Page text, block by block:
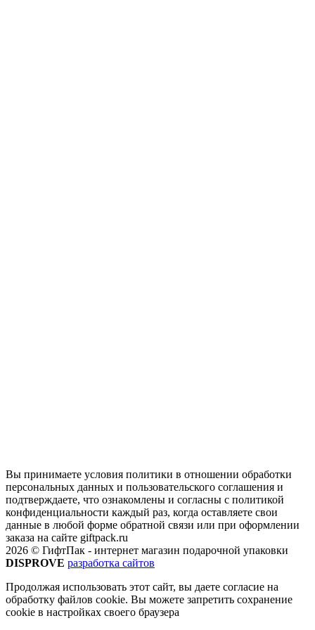
Вы принимаете условия политики в отношении обработки
персональных данных и пользовательского соглашения и
подтверждаете, что ознакомлены и согласны с политикой
конфиденциальности каждый раз, когда оставляете свои
данные в любой форме обратной связи или при оформлении
заказа на сайте giftpack.ru
2026 © ГифтПак - интернет магазин подарочной упаковки
DISPROVE разработка сайтов
Продолжая использовать этот сайт, вы даете согласие на
обработку файлов cookie. Вы можете запретить сохранение
cookie в настройках своего браузера